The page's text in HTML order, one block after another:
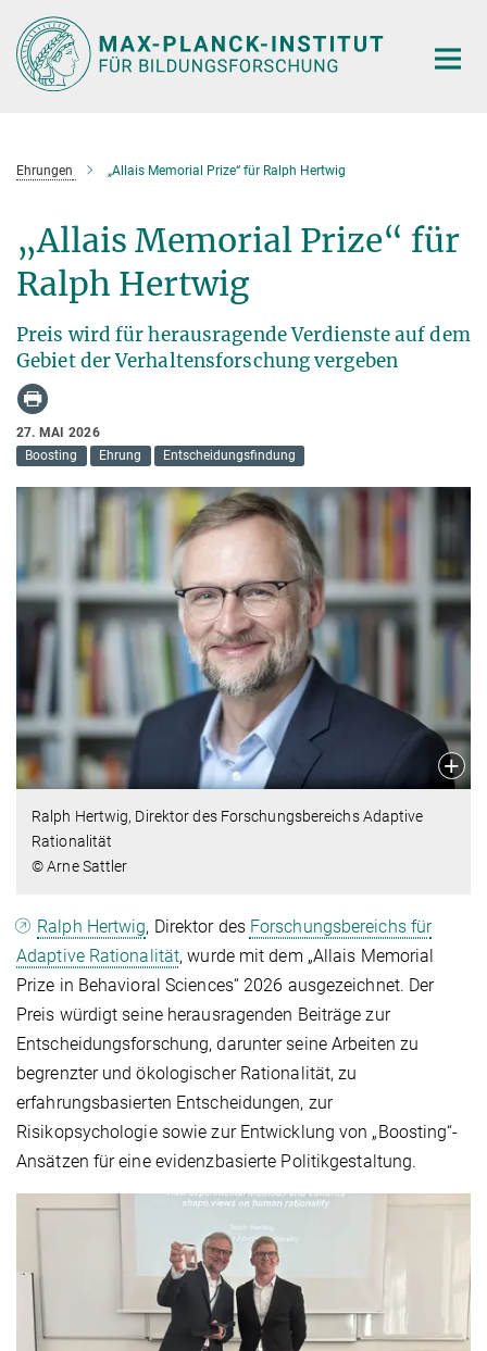
Hauptinhalt
Ehrungen „Allais Memorial Prize“ für Ralph Hertwig
„Allais Memorial Prize“ für
Ralph Hertwig
Preis wird für herausragende Verdienste auf dem
Gebiet der Verhaltensforschung vergeben
27. MAI 2026
Boosting
Ehrung Entscheidungsfindung
Ralph Hertwig, Direktor des Forschungsbereichs Adaptive
Rationalität
© Arne Sattler
Ralph Hertwig, Direktor des Forschungsbereichs für
Adaptive Rationalität, wurde mit dem „Allais Memorial
Prize in Behavioral Sciences“ 2026 ausgezeichnet. Der
Preis würdigt seine herausragenden Beiträge zur
Entscheidungsforschung, darunter seine Arbeiten zu
begrenzter und ökologischer Rationalität, zu
erfahrungsbasierten Entscheidungen, zur
Risikopsychologie sowie zur Entwicklung von „Boosting“-
Ansätzen für eine evidenzbasierte Politikgestaltung.